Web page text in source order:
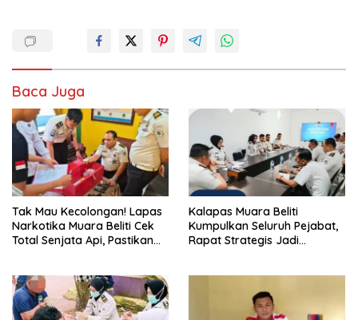
Baca Juga
Tak Mau Kecolongan! Lapas
Narkotika Muara Beliti Cek
Total Senjata Api, Pastikan
Kalapas Muara Beliti
Kumpulkan Seluruh Pejabat,
Rapat Strategis Jadi